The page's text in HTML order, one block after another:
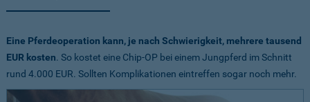
Eine Pferdeoperation kann, je nach Schwierigkeit, mehrere tausend
EUR kosten. So kostet eine Chip-OP bei einem Jungpferd im Schnitt
rund 4.000 EUR. Sollten Komplikationen eintreffen sogar noch mehr.